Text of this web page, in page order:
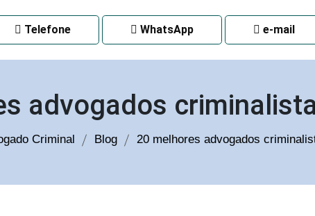
Telefone WhatsApp e-mail
advogados
Criminal Blog 20 melhores advogados